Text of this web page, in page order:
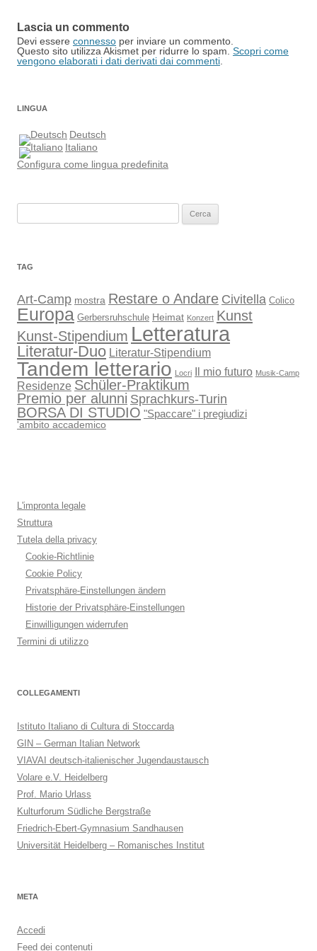
Lascia un commento
Devi essere connesso per inviare un commento.
Questo sito utilizza Akismet per ridurre lo spam. Scopri come
vengono elaborati i dati derivati dai commenti
LINGUA
Deutsch
Italiano
Configura come lingua predefinita
TAG
Art-Camp mostra Restare o Andare Civitella Colico
Europa Gerbersruhschule Heimat Konzert Kunst
Kunst-Stipendium Letteratura
Literatur-Duo Literatur-Stipendium
Tandem letterario Locri Il mio futuro Musik-Camp
Residenze Schüler-Praktikum
Premio per alunni Sprachkurs-Turin
BORSA DI STUDIO "Spaccare" i pregiudizi
'ambito accademico
L'impronta legale
Struttura
Tutela della privacy
Cookie-Richtlinie
Cookie Policy
Privatsphäre-Einstellungen ändern
Historie der Privatsphäre-Einstellungen
Einwilligungen widerrufen
Termini di utilizzo
COLLEGAMENTI
Istituto Italiano di Cultura di Stoccarda
GIN – German Italian Network
VIAVAI deutsch-italienischer Jugendaustausch
Volare e.V. Heidelberg
Prof. Mario Urlass
Kulturforum Südliche Bergstraße
Friedrich-Ebert-Gymnasium Sandhausen
Universität Heidelberg – Romanisches Institut
META
Accedi
Feed dei contenuti